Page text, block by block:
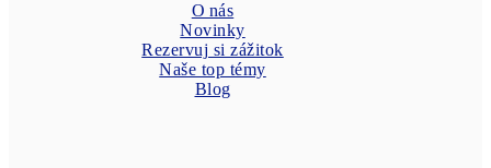
O nás
Novinky
Rezervuj si zážitok
Naše top témy
Blog